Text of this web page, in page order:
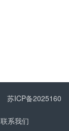
苏ICP备2025160
联系我们